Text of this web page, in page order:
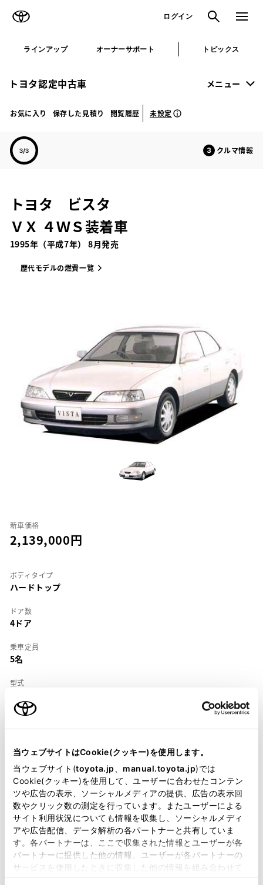
当ウェブサイトはCookie(クッキー)を使用します。
当ウェブサイト(toyota.jp manual.toyota.jp)では
Cookie(クッキー)を使用して、ユーザーに合わせたコンテン
ツや広告の表示、ソーシャルメディアの提供、広告の表示回
数やクリック数の測定を行っています。またユーザーによる
サイト利用状況についても情報を収集し、ソーシャルメディ
アや広告配信、データ解析の各パートナーと共有していま
す。各パートナーは、ここで収集された情報とユーザーが各
パートナーに提供した他の情報、ユーザーが各パートナーの
サービスを使用したときに収集した他の情報を組み合わせて
使用することがあります。当ウェブサイトの使用を続行する
ログイン 検索 メニュ
ラインアップ オーナーサポート トピックス
トヨタ認定中古車 メニュー
お気に入り 保存した見積り 閲覧履歴 未設定
クルマ情報
トヨタ ビスタ
ＶＸ ４ＷＳ装着車
1995年（平成7年） 8月発売
歴代モデルの燃費一覧
新車価格
2,139,000
ボディタイプ
ハードトップ
ドア数
4ドア
乗車定員
5名
型式
全長×
4650×1695×1390mm
ホイールベース ※1
2650mm
トレッド前／後
1480/1430mm
室内長×室内幅× 室内高
1990 × 1450×1160mm
車両重量
1250kg